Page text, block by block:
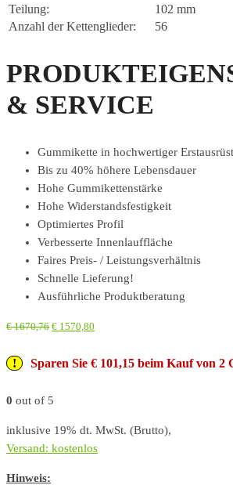
Teilung:
102 mm
Anzahl der Kettenglieder:
56
& SERVICE
Gummikette in hochwertiger
Bis zu 40% höhere Lebensdauer
Hohe Gummikettenstärke
Hohe Widerstandsfestigkeit
Optimiertes Profil
Verbesserte Innenlauffläche
Faires Preis- / Leistungsverhältnis
Schnelle Lieferung!
Ausführliche Produktberatung
€1670,76 € 1570,80
Sparen Sie € 101,15 beim Kauf von 2
0 out of 5
inklusive 19% dt. MwSt. (Brutto),
Versand: kostenlos
Hinweis: